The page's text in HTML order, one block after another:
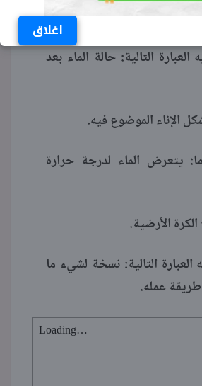
اغلاق
لها شكل وحجم غير ثابت.
التالية: حالة الماء بعد
الإناء الموضوع فيه.
يتعرض الماء لدرجة حرارة
الأرضية.
التالية: نسخة لشيء ما
عمله.